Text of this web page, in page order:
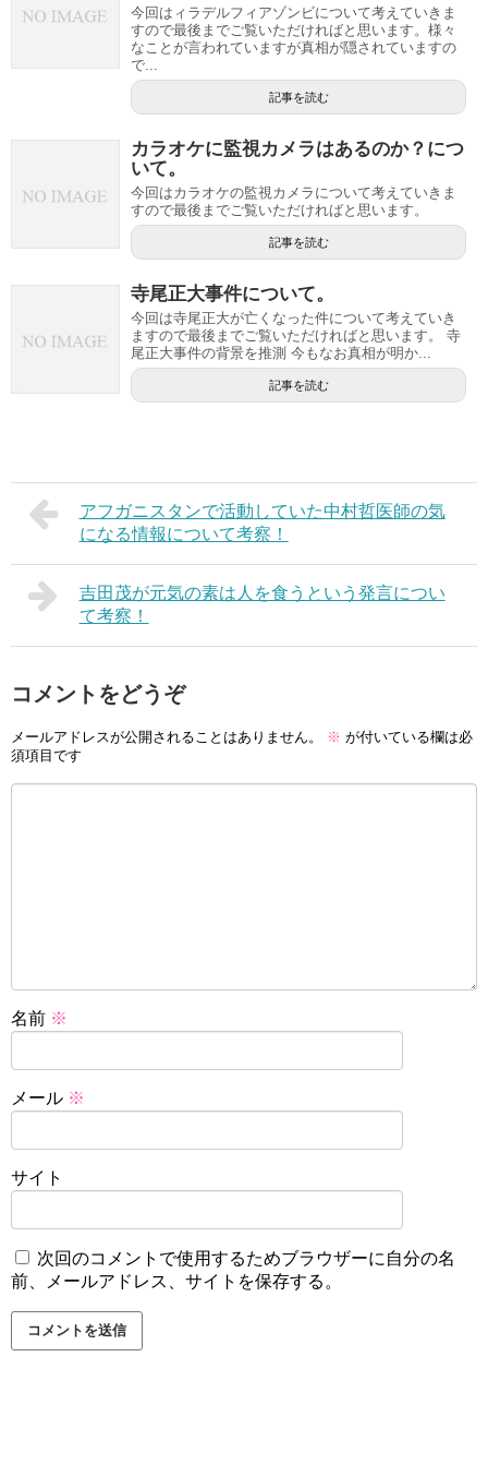
今回はィラデルフィアゾンビについて考えていきま
すので最後までご覧いただければと思います。様々
なことが言われていますが真相が隠されていますの
で...
記事を読む
カラオケに監視カメラはあるのか？につ
いて。
今回はカラオケの監視カメラについて考えていきま
すので最後までご覧いただければと思います。
記事を読む
寺尾正大事件について。
今回は寺尾正大が亡くなった件について考えていき
ますので最後までご覧いただければと思います。 寺
尾正大事件の背景を推測 今もなお真相が明か...
記事を読む
アフガニスタンで活動していた中村哲医師の気
になる情報について考察！
吉田茂が元気の素は人を食うという発言につい
て考察！
コメントをどうぞ
メールアドレスが公開されることはありません。 ※ が付いている欄は必
須項目です
名前 ※
メール ※
サイト
次回のコメントで使用するためブラウザーに自分の名
前、メールアドレス、サイトを保存する。